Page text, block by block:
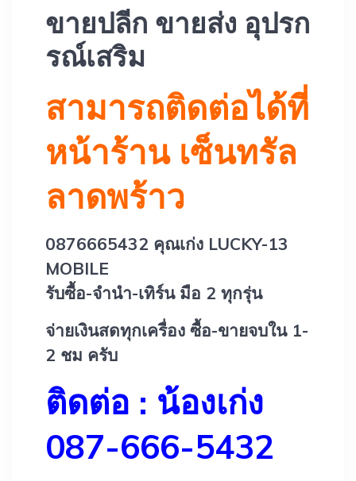
ขายปลีก ขายส่ง อุปรก
รณ์เสริม
สามารถติดต่อได้ที่
หน้าร้าน เซ็นทรัล
ลาดพร้าว
0876665432 คุณเก่ง LUCKY-13
MOBILE
รับซื้อ-จำนำ-เทิร์น มือ 2 ทุกรุ่น
จ่ายเงินสดทุกเครื่อง ซื้อ-ขายจบใน 1-
2 ชม ครับ
ติดต่อ : น้องเก่ง
087-666-5432